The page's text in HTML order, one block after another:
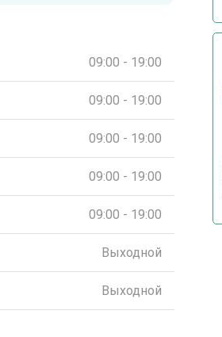
09:00 - 19:00
09:00 - 19:00
09:00 - 19:00
09:00 - 19:00
09:00 - 19:00
Выходной
Выходной